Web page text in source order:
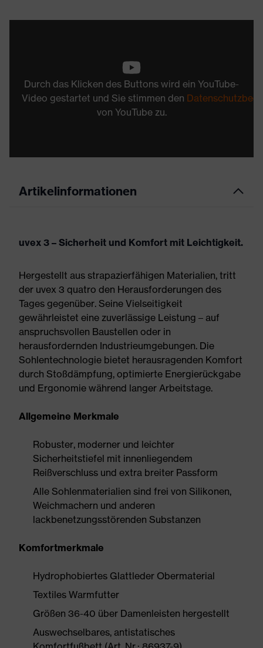
Durch das Klicken des Buttons wird ein YouTube-
Video gestartet und Sie stimmen den
von YouTube zu.
Artikelinformationen
uvex 3 – Sicherheit und Komfort mit Leichtigkeit.
Hergestellt aus strapazierfähigen Materialien, tritt
der uvex 3 quatro den Herausforderungen des
Tages gegenüber. Seine Vielseitigkeit
gewährleistet eine zuverlässige Leistung – auf
anspruchsvollen Baustellen oder in
herausfordernden Industrieumgebungen. Die
Sohlentechnologie bietet herausragenden Komfort
durch Stoßdämpfung, optimierte Energierückgabe
und Ergonomie während langer Arbeitstage.
Allgemeine Merkmale
Robuster, moderner und leichter
Sicherheitstiefel mit innenliegendem
Reißverschluss und extra breiter Passform
Alle Sohlenmaterialien sind frei von Silikonen,
Weichmachern und anderen
lackbenetzungsstörenden Substanzen
Komfortmerkmale
Hydrophobiertes Glattleder Obermaterial
Textiles Warmfutter
Größen 36-40 über Damenleisten hergestellt
Auswechselbares, antistatisches